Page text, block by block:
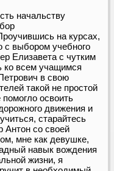
начальству
на курсах,
с выбором учебного
Елизавета с чутким
ко всем учащимся
в свою
такой не простой
освоить
движения и
старайтесь
Антон со своей
мне как девушке,
навык вождения
жизни, я